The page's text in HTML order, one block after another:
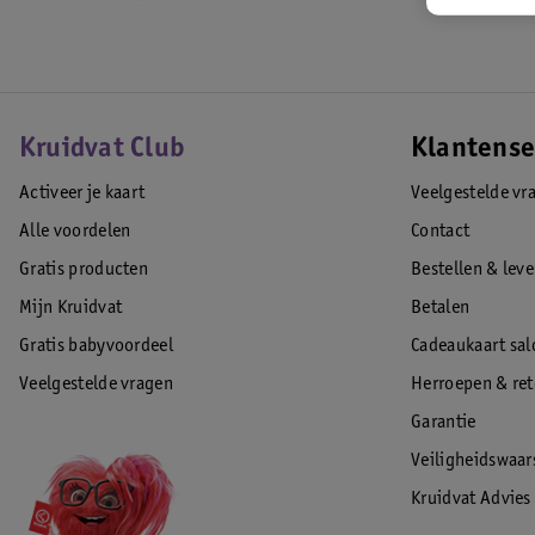
Kruidvat Club
Activeer je kaart
Alle voordelen
Gratis producten
Mijn Kruidvat
Gratis babyvoordeel
Veelgestelde vragen
Veelgestelde
Contact
Bestellen &
Betalen
Cadeaukaart
Herroepen &
Garantie
Kruidvat Advies